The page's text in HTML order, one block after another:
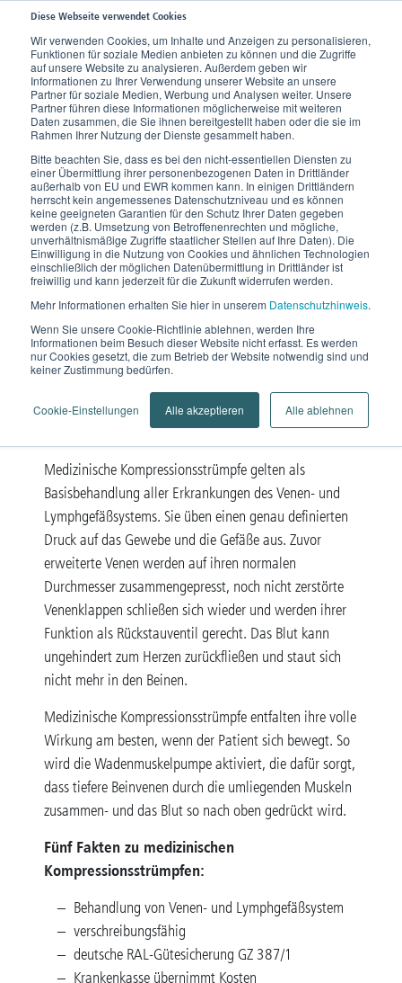
Diese Webseite verwendet Cookies
Wir verwenden Cookies, um Inhalte und Anzeigen zu personalisieren,
Funktionen für soziale Medien anbieten zu können und die Zugriffe
auf unsere Website zu analysieren. Außerdem geben wir
Informationen zu Ihrer Verwendung unserer Website an unsere
Partner für soziale Medien, Werbung und Analysen weiter. Unsere
Partner führen diese Informationen möglicherweise mit weiteren
Daten zusammen, die Sie ihnen bereitgestellt haben oder die sie im
Rahmen Ihrer Nutzung der Dienste gesammelt haben.
Bitte beachten Sie, dass es bei den nicht-essentiellen Diensten zu
einer Übermittlung ihrer personenbezogenen Daten in Drittländer
außerhalb von EU und EWR kommen kann. In einigen Drittländern
herrscht kein angemessenes Datenschutzniveau und es können
keine geeigneten Garantien für den Schutz Ihrer Daten gegeben
werden (z.B. Umsetzung von Betroffenenrechten und mögliche,
unverhältnismäßige Zugriffe staatlicher Stellen auf Ihre Daten). Die
Einwilligung in die Nutzung von Cookies und ähnlichen Technologien
einschließlich der möglichen Datenübermittlung in Drittländer ist
freiwillig und kann jederzeit für die Zukunft widerrufen werden.
Mehr Informationen erhalten Sie hier in unserem Datenschutzhinweis.
Wenn Sie unsere Cookie-Richtlinie ablehnen, werden Ihre
Informationen beim Besuch dieser Website nicht erfasst. Es werden
nur Cookies gesetzt, die zum Betrieb der Website notwendig sind und
keiner Zustimmung bedürfen.
Cookie-Einstellungen Alle akzeptieren Alle ablehnen
Home Produkte Kompressionsstrümpfe
Unterschied zwischen
Kompression und Stütz?
Medizinische Kompressionsstrümpfe sind keine
Stützstrümpfe. Worin die Unterschiede bestehen und
wann Anti-Thrombosestrümpfe zum Einsatz kommen.
Kompressionsstrümpfe.
Die medizinischen Kompressionsstrümpfe werden in
einem standardisierten Verfahren invier
die sich durch den Druck am Bein in Ruhe voneinander
Medizinische Kompressionsstrümpfe gelten als
Basisbehandlung aller Erkrankungen des Venen- und
Lymphgefäßsystems. Sie üben einen genau definierten
Druck auf das Gewebe und die Gefäße aus. Zuvor
erweiterte Venen werden auf ihren normalen
Durchmesser zusammengepresst, noch nicht zerstörte
Venenklappen schließen sich wieder und werden ihrer
Funktion als Rückstauventil gerecht. Das Blut kann
ungehindert zum Herzen zurückfließen und staut sich
nicht mehr in den Beinen.
Medizinische Kompressionsstrümpfe entfalten ihre volle
Wirkung am besten, wenn der Patient sich bewegt. So
wird die Wadenmuskelpumpe aktiviert, die dafür sorgt,
dass tiefere Beinvenen durch die umliegenden Muskeln
zusammen- und das Blut so nach oben gedrückt wird.
Fünf Fakten zu medizinischen
Kompressionsstrümpfen:
Behandlung von Venen- und Lymphgefäßsystem
verschreibungsfähig
deutsche RAL-Gütesicherung GZ 387/1
Krankenkasse übernimmt Kosten